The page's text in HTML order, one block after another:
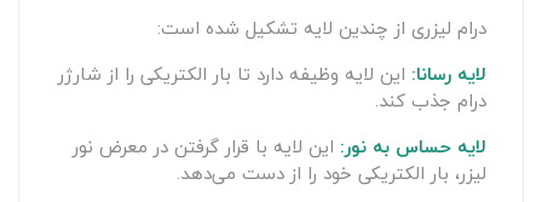
درام لیزری از چندین لایه تشکیل شده است:
لایه رسانا: این لایه وظیفه دارد تا بار الکتریکی را از شارژر
درام جذب کند.
لایه حساس به نور: این لایه با قرار گرفتن در معرض نور
لیزر، بار الکتریکی خود را از دست می‌دهد.